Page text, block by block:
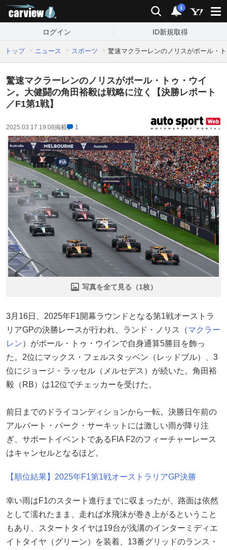
検索 通知
i
ログイン ID新規取得
トップ ニュース スポーツ 驚速マクラーレンのノリスがポール・
驚速マクラーレンのノリスがポール・トゥ・ウイ
ン。大健闘の角田裕毅は戦略に泣く【決勝レポート
／F1第1戦】
2025.03.17 19:08掲載 1
写真を全て見る（1枚）
3月16日、2025年F1開幕ラウンドとなる第1戦オーストラ
リアGPの決勝レースが行われ、ランド・ノリス（マクラー
レン）がポール・トゥ・ウインで自身通算5勝目を飾っ
た。2位にマックス・フェルスタッペン（レッドブル）、3
位にジョージ・ラッセル（メルセデス）が続いた。角田裕
毅（RB）は12位でチェッカーを受けた。
前日までのドライコンディションから一転。決勝日午前の
アルバート・パーク・サーキットには激しい雨が降り注
ぎ、サポートイベントであるFIA F2のフィーチャーレース
はキャンセルとなるほど。
【順位結果】2025年F1第1戦オーストラリアGP決勝
幸い雨はF1のスタート進行までに収まったが、路面は依然
として濡れたまま、走れば水飛沫が巻き上がるということ
もあり、スタートタイヤは19台が浅溝のインターミディエ
イトタイヤ（グリーン）を装着、13番グリッドのランス・